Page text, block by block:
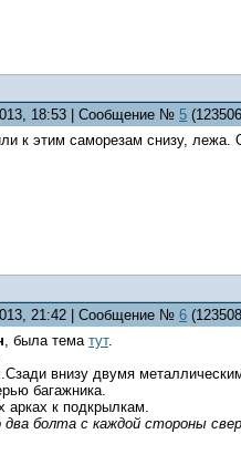
18:53 | Сообщение № 5
к этим саморезам снизу, лежа.
21:42 | Сообщение № 6
, была тема тут.
внизу двумя
багажника.
арках к подкрылкам.
болта с каждой стороны